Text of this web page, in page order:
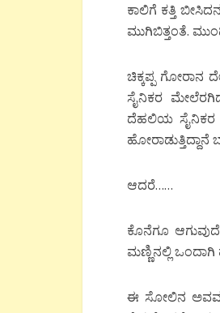
ಕಾಲಿಗೆ ಕತ್ತಿ
ಮುಗಿಬಿತ್ತಂತೆ.
ಚಿಕ್ಕಪ್ಪ ಗೋರಾನ
ಸೈನಿಕರ
ದೆಹಲಿಯ ಸೈನಿಕರ
ಹೋರಾಡುತ್ತಿದ್ದಾನೆ
ಆದರೆ……
ಕೊನೆಗೂ
ಮಣ್ಣಿನಲ್ಲಿ ಒಂದಾಗಿ
ಈ ಸೋಲಿನ